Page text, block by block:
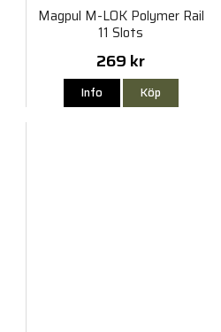
Magpul M-LOK Polymer Rail
11 Slots
269 kr
Info Köp